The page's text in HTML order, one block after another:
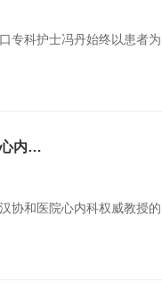
专科护士冯丹始终以患者为
心内…
协和医院心内科权威教授的